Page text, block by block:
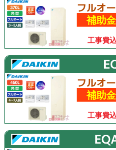
フルオ
補助金
工事費
フルオ
補助金
工事費